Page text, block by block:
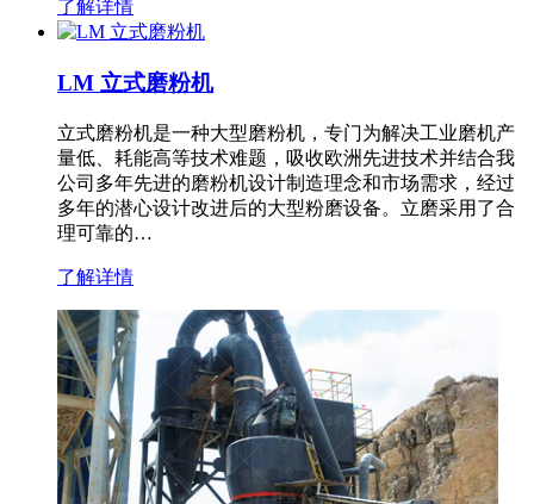
了解详情
LM 立式磨粉机
立式磨粉机是一种大型磨粉机，专门为解决工业磨机产
量低、耗能高等技术难题，吸收欧洲先进技术并结合我
公司多年先进的磨粉机设计制造理念和市场需求，经过
多年的潜心设计改进后的大型粉磨设备。立磨采用了合
理可靠的…
了解详情